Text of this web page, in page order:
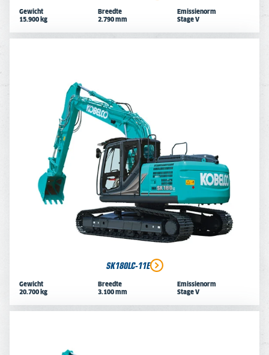
Gewicht
15.900 kg
Breedte
2.790 mm
Emissienorm
Stage V
SK180LC-11E
Gewicht
20.700 kg
Breedte
3.100 mm
Emissienorm
Stage V